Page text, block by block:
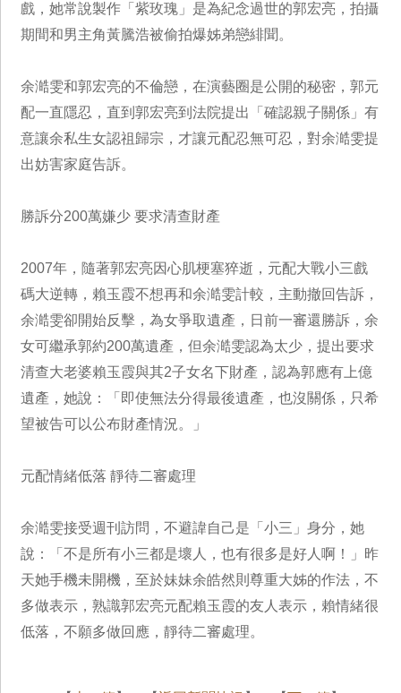
戲，她常說製作「紫玫瑰」是為紀念過世的郭宏亮，拍攝
期間和男主角黃騰浩被偷拍爆姊弟戀緋聞。
余澔雯和郭宏亮的不倫戀，在演藝圈是公開的秘密，郭元
配一直隱忍，直到郭宏亮到法院提出「確認親子關係」有
意讓余私生女認祖歸宗，才讓元配忍無可忍，對余澔雯提
出妨害家庭告訴。
勝訴分200萬嫌少 要求清查財產
2007年，隨著郭宏亮因心肌梗塞猝逝，元配大戰小三戲
碼大逆轉，賴玉霞不想再和余澔雯計較，主動撤回告訴，
余澔雯卻開始反擊，為女爭取遺產，日前一審還勝訴，余
女可繼承郭約200萬遺產，但余澔雯認為太少，提出要求
清查大老婆賴玉霞與其2子女名下財產，認為郭應有上億
遺產，她說：「即使無法分得最後遺產，也沒關係，只希
望被告可以公布財產情況。」
元配情緒低落 靜待二審處理
余澔雯接受週刊訪問，不避諱自己是「小三」身分，她
說：「不是所有小三都是壞人，也有很多是好人啊！」昨
天她手機未開機，至於妹妹余皓然則尊重大姊的作法，不
多做表示，熟識郭宏亮元配賴玉霞的友人表示，賴情緒很
低落，不願多做回應，靜待二審處理。